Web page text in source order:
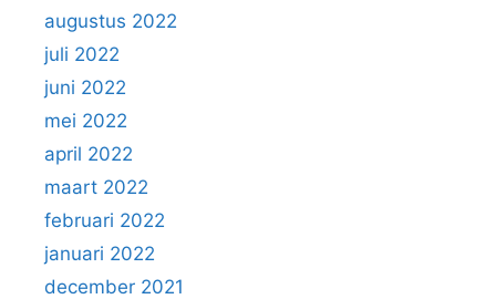
augustus 2022
juli 2022
juni 2022
mei 2022
april 2022
maart 2022
februari 2022
januari 2022
december 2021